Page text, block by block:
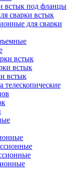
встык под фланцы
сварки встык
для сварки
встык
встык
встык
телескопические